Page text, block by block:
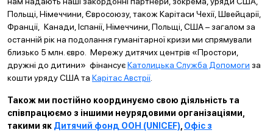
Польщі, Німеччини, Євросоюзу, також Карітаси Чехії, Швейцарії,
Франції, Канади, Іспанії, Німеччини, Польщі, США – загалом за
останній рік на подолання гуманітарної кризи ми спрямували
близько 5 млн. євро. Мережу дитячих центрів «Простори,
дружні до дитини» фінансуєКатолицька Служба Допомоги за
кошти уряду США та Карітас Австрії
Також ми постійно координуємо свою діяльність та
співпрацюємо з іншими неурядовими організаціями,
такими як Дитячий фонд ООН (UNICEF) Офіс з